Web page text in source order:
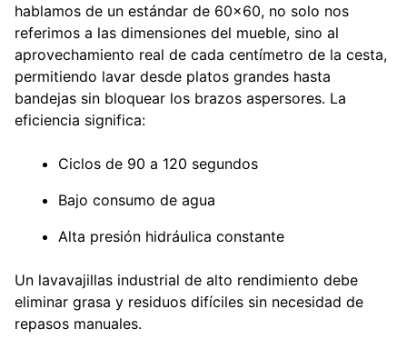
hablamos de un estándar de 60×60, no solo nos
referimos a las dimensiones del mueble, sino al
aprovechamiento real de cada centímetro de la cesta,
permitiendo lavar desde platos grandes hasta
bandejas sin bloquear los brazos aspersores. La
eficiencia significa:
Ciclos de 90 a 120 segundos
Bajo consumo de agua
Alta presión hidráulica constante
Un lavavajillas industrial de alto rendimiento debe
eliminar grasa y residuos difíciles sin necesidad de
repasos manuales.